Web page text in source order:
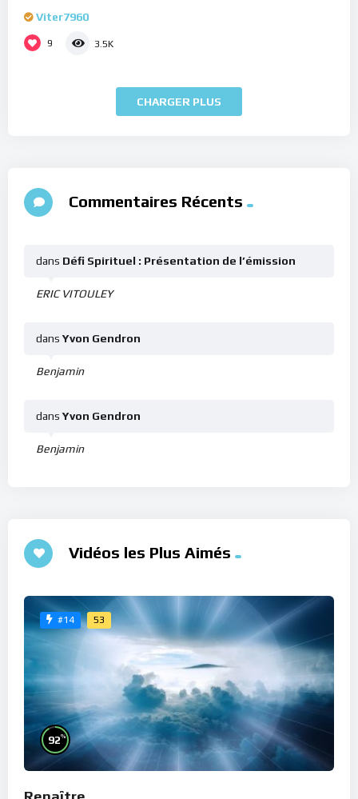
Viter7960
9 3.5K
CHARGER PLUS
Commentaires Récents
ERIC VITOULEY
dans Défi Spirituel : Présentation de l’émission
Benjamin
dans Yvon Gendron
Benjamin
dans Yvon Gendron
Vidéos les Plus Aimés
#14 53
92%